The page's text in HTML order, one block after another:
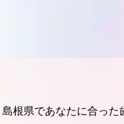
島根県であなたに合った